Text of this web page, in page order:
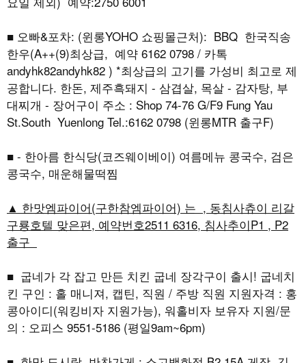
■ 오빠&포차: (윈롱YOHO 쇼핑몰근처): BBQ 한국직송
한우(A++(9)최상급, 예약 6162 0798 / 카톡
andyhk82andyhk82 ) *최상급의 고기를 가성비 최고로 제
공합니다. 한돈, 제주흑돼지 - 삼겹살, 목살 - 감자탕, 부
대찌개 - 장어구이 주소 : Shop 74-76 G/F9 Fung Yau
St.South Yuenlong Tel.:6162 0798 (윈롱MTR 출구F)
■ - 한아름 한식당(코즈웨이베이) 여름메뉴 콩국수, 검은
콩국수, 매운해물떡찜
▲ 한맛엠파이어(구한참엠파이어) 는 , 동침사츄이 리갈
구룡호텔 맞은편, 예약번호2511 6316, 침사추이P1 , P2
출구
■ 굽네가 각 잡고 만든 치킨 굽네 장각구이 출시! 굽네치
킨 구인 : 홀 매니져, 캡틴, 직원 / 주방 직원 지원자격 : 홍
콩아이디(워킹비자 지원가능), 워홀비자 보유자 지원/문
의 : 오피스 9551-5186 (평일9am~6pm)